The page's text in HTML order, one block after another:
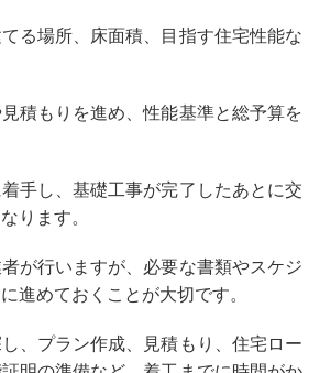
る場所、床面積、目指す住宅性能な
積もりを進め、性能基準と総予算を
手し、基礎工事が完了したあとに交
ります。
が行いますが、必要な書類やスケジ
進めておくことが大切です。
、プラン作成、見積もり、住宅ロー